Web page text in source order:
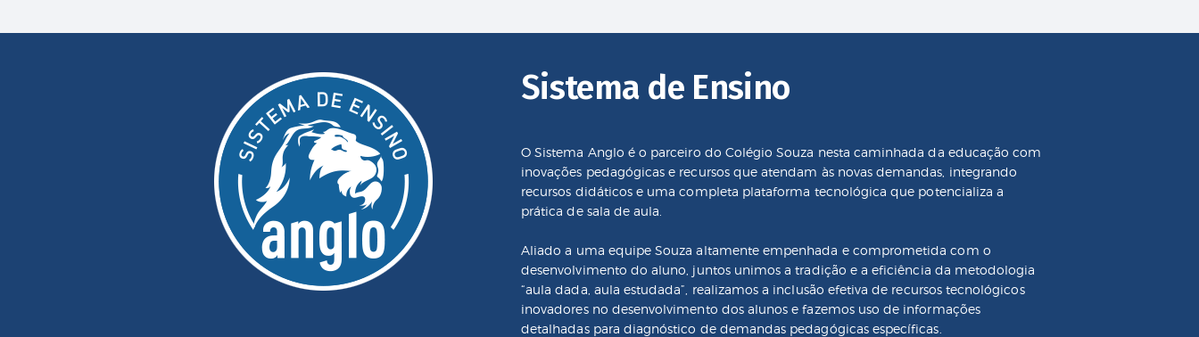
Sistema de Ensino
O Sistema Anglo é o parceiro do Colégio Souza nesta caminhada da educação com
inovações pedagógicas e recursos que atendam às novas demandas, integrando
recursos didáticos e uma completa plataforma tecnológica que potencializa a
prática de sala de aula.
Aliado a uma equipe Souza altamente empenhada e comprometida com o
desenvolvimento do aluno, juntos unimos a tradição e a eficiência da metodologia
“aula dada, aula estudada”, realizamos a inclusão efetiva de recursos tecnológicos
inovadores no desenvolvimento dos alunos e fazemos uso de informações
detalhadas para diagnóstico de demandas pedagógicas específicas.